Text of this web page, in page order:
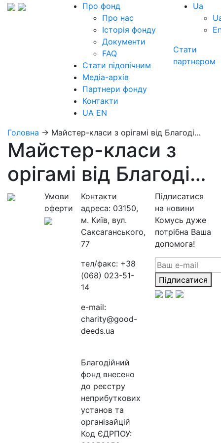
Про фонд
Про нас
Історія фонду
Документи
FAQ
Стати підопічним
Медіа-архів
Партнери фонду
Контакти
UA EN
Ua
Стати
партнером
Головна → Майстер-класи з орігамі від Благоді…
Майстер-класи з
орігамі від Благоді…
Умови
оферти
Контакти
адреса: 03150,
м. Київ, вул.
Саксаганського,
77
тел/факс: +38
(068) 023-51-
14
e-mail:
charity@good-
deeds.ua
Благодійний
фонд внесено
до реєстру
неприбуткових
установ та
організайцій
Код ЄДРПОУ:
Підписатися
на новини
Комусь дуже
потрібна Ваша
допомога!
Підписатися